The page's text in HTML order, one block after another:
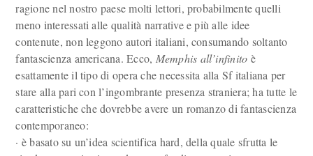
ragione nel nostro paese molti lettori, probabilmente quelli
meno interessati alle qualità narrative e più alle idee
contenute, non leggono autori italiani, consumando soltanto
fantascienza americana. Ecco, Memphis all’infinito è
esattamente il tipo di opera che necessita alla Sf italiana per
stare alla pari con l’ingombrante presenza straniera; ha tutte le
caratteristiche che dovrebbe avere un romanzo di fantascienza
contemporaneo:
· è basato su un’idea scientifica hard, della quale sfrutta le